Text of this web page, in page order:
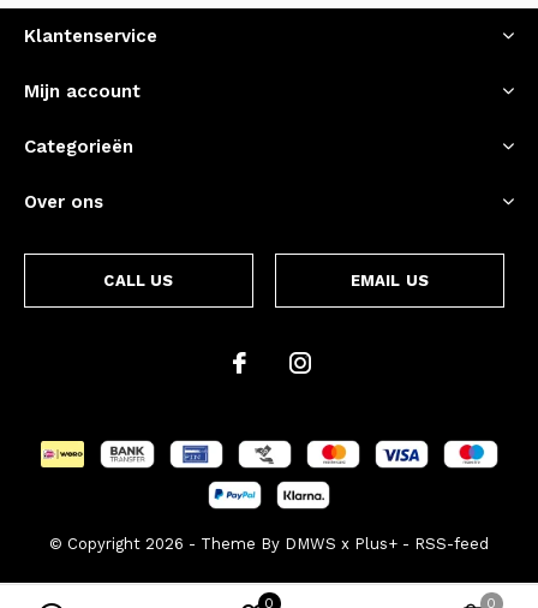
Klantenservice
Mijn account
Categorieën
Over ons
CALL US EMAIL US
© Copyright 2026 - Theme By DMWS x Plus+ - RSS-feed
0 0